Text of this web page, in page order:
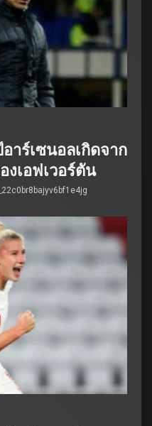
าร์เซนอลเกิดจาก
เอฟเวอร์ตัน